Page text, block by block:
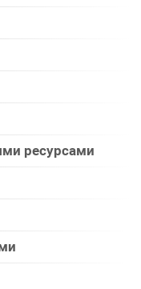
ресурсами